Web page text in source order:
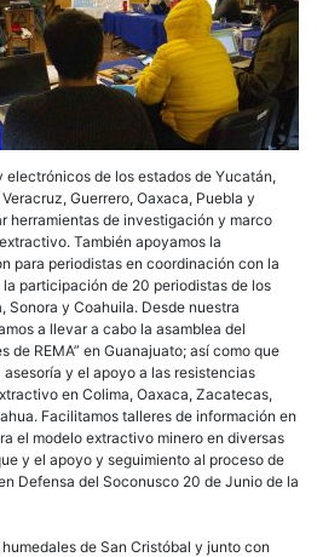
de los estados de Yucatán,
Guerrero, Oaxaca, Puebla y
herramientas de investigación y marco
También apoyamos la
para periodistas en coordinación con la
participación de 20 periodistas de los
Sonora y Coahuila. Desde nuestra
a llevar a cabo la asamblea del
de REMA” en Guanajuato; así como que
y el apoyo a las resistencias
en Colima, Oaxaca, Zacatecas,
Facilitamos talleres de información en
el modelo extractivo minero en diversas
y el apoyo y seguimiento al proceso de
Defensa del Soconusco 20 de Junio de la
de San Cristóbal y junto con